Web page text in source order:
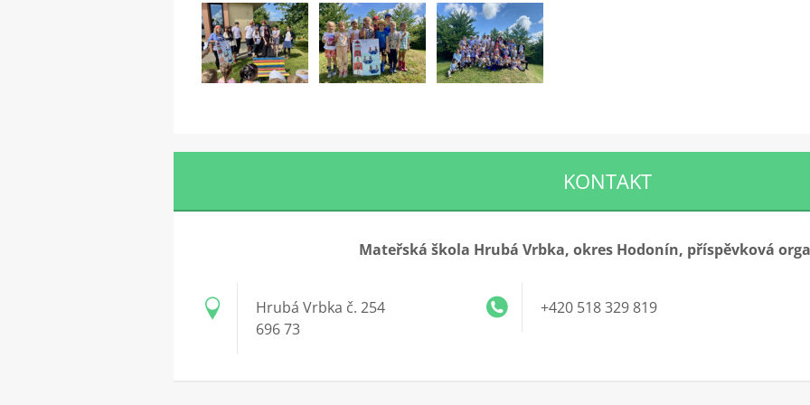
KONTAKT
Mateřská škola Hrubá Vrbka, okres Hodonín, příspěvková
Hrubá Vrbka č. 254
696 73
+420 518 329 819